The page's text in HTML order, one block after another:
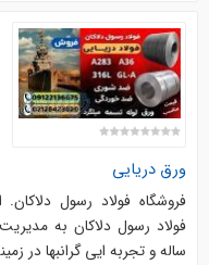
ورق دریایی
ساله و تجربه­ ایی گرانبها در